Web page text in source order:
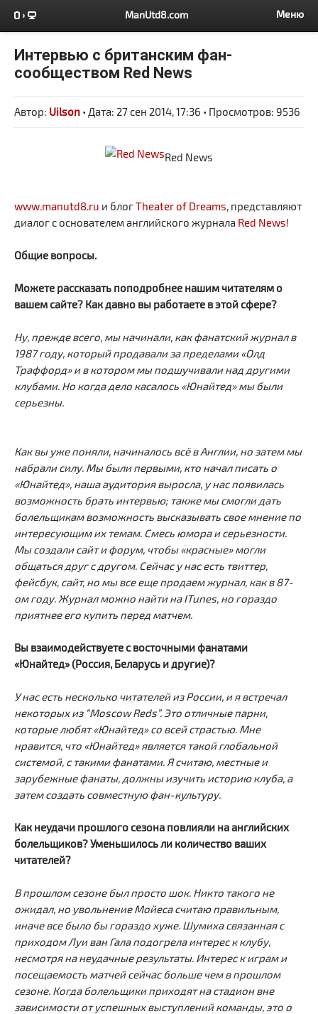
ManUtd8.com Меню
Интервью с британским фан-
сообществом Red News
Автор: Uilson • Дата: 27 сен 2014, 17:36 • Просмотров: 9536
Red News
www.manutd8.ru и блогTheater of Dreams, представляют
диалог с основателем английского журнала Red News!
Общие вопросы.
Можете рассказать поподробнее нашим читателям о
вашем сайте? Как давно вы работаете в этой сфере?
Ну, прежде всего, мы начинали, как фанатский журнал в
1987 году, который продавали за пределами «Олд
Траффорд» и в котором мы подшучивали над другими
клубами. Но когда дело касалось «Юнайтед» мы были
серьезны.
Как вы уже поняли, начиналось всё в Англии, но затем мы
набрали силу. Мы были первыми, кто начал писать о
«Юнайтед», наша аудитория выросла, у нас появилась
возможность брать интервью; также мы смогли дать
болельщикам возможность высказывать свое мнение по
интересующим их темам. Смесь юмора и серьезности.
Мы создали сайт и форум, чтобы «красные» могли
общаться друг с другом. Сейчас у нас есть твиттер,
фейсбук, сайт, но мы все еще продаем журнал, как в 87-
ом году. Журнал можно найти на ITunes, но гораздо
приятнее его купить перед матчем.
Вы взаимодействуете с восточными фанатами
«Юнайтед» (Россия, Беларусь и другие)?
У нас есть несколько читателей из России, и я встречал
некоторых из “Moscow Reds”. Это отличные парни,
которые любят «Юнайтед» со всей страстью. Мне
нравится, что «Юнайтед» является такой глобальной
системой, с такими фанатами. Я считаю, местные и
зарубежные фанаты, должны изучить историю клуба, а
затем создать совместную фан-культуру.
Как неудачи прошлого сезона повлияли на английских
болельщиков? Уменьшилось ли количество ваших
читателей?
В прошлом сезоне был просто шок. Никто такого не
ожидал, но увольнение Мойеса считаю правильным,
иначе все было бы гораздо хуже. Шумиха связанная с
приходом Луи ван Гала подогрела интерес к клубу,
несмотря на неудачные результаты. Интерес к играм и
посещаемость матчей сейчас больше чем в прошлом
сезоне. Когда болельщики приходят на стадион вне
зависимости от успешных выступлений команды, это о